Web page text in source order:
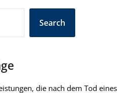
Search
die nach dem Tod eines